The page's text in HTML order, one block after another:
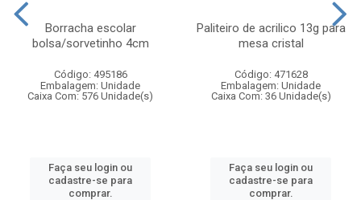
Borracha escolar
bolsa/sorvetinho 4cm
Código: 495186
Embalagem: Unidade
Caixa Com: 576 Unidade(s)
Faça seu login ou
cadastre-se para
comprar.
Paliteiro de acrilico 13g para
mesa cristal
Código: 471628
Embalagem: Unidade
Caixa Com: 36 Unidade(s)
Faça seu login ou
cadastre-se para
comprar.